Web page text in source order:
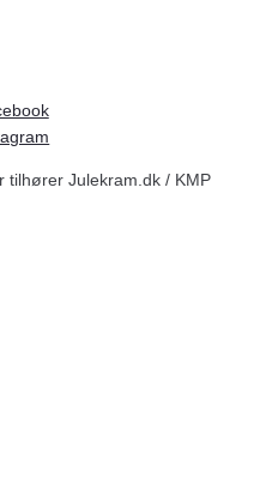
tilhører Julekram.dk / KMP